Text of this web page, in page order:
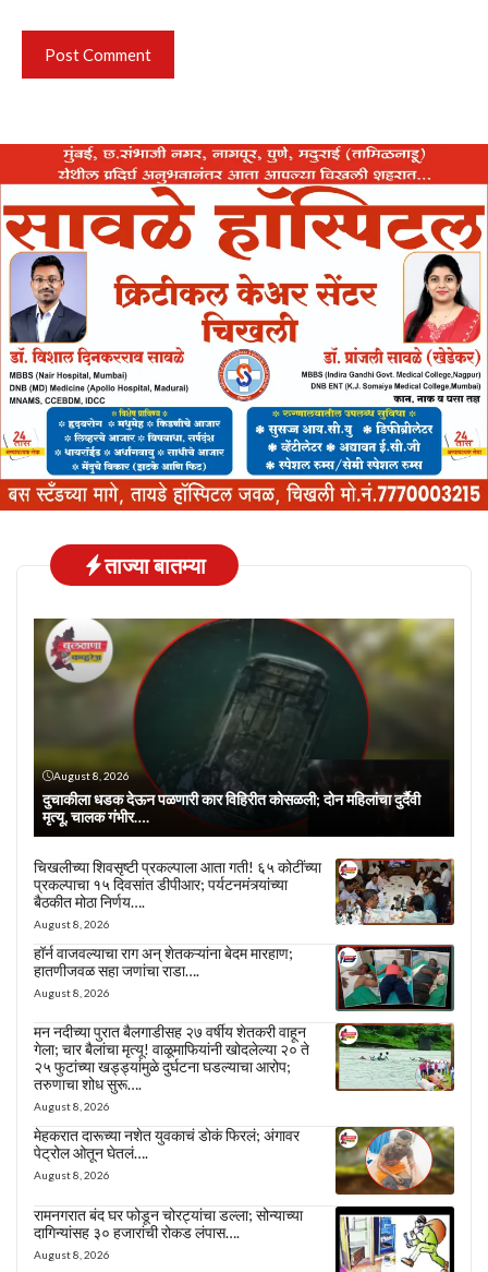
ताज्या बातम्या
August 8, 2026
दुचाकीला धडक देऊन पळणारी कार विहिरीत कोसळली; दोन महिलांचा दुर्दैवी
मृत्यू, चालक गंभीर….
चिखलीच्या शिवसृष्टी प्रकल्पाला आता गती! ६५ कोटींच्या
प्रकल्पाचा १५ दिवसांत डीपीआर; पर्यटनमंत्र्यांच्या
बैठकीत मोठा निर्णय….
August 8, 2026
हॉर्न वाजवल्याचा राग अन् शेतकऱ्यांना बेदम मारहाण;
हातणीजवळ सहा जणांचा राडा….
August 8, 2026
मन नदीच्या पुरात बैलगाडीसह २७ वर्षीय शेतकरी वाहून
गेला; चार बैलांचा मृत्यू! वाळूमाफियांनी खोदलेल्या २० ते
२५ फुटांच्या खड्ड्यांमुळे दुर्घटना घडल्याचा आरोप;
तरुणाचा शोध सुरू….
August 8, 2026
मेहकरात दारूच्या नशेत युवकाचं डोकं फिरलं; अंगावर
पेट्रोल ओतून घेतलं….
August 8, 2026
रामनगरात बंद घर फोडून चोरट्यांचा डल्ला; सोन्याच्या
दागिन्यांसह ३० हजारांची रोकड लंपास….
August 8, 2026